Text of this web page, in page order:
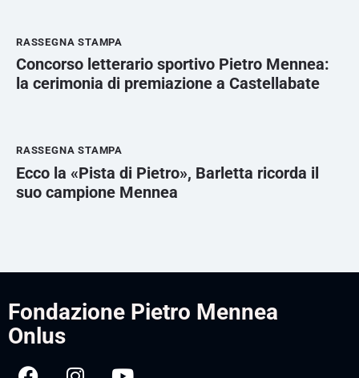
RASSEGNA STAMPA
Concorso letterario sportivo Pietro Mennea:
la cerimonia di premiazione a Castellabate
RASSEGNA STAMPA
Ecco la «Pista di Pietro», Barletta ricorda il
suo campione Mennea
Fondazione Pietro Mennea
Onlus